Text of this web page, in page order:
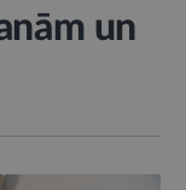
un